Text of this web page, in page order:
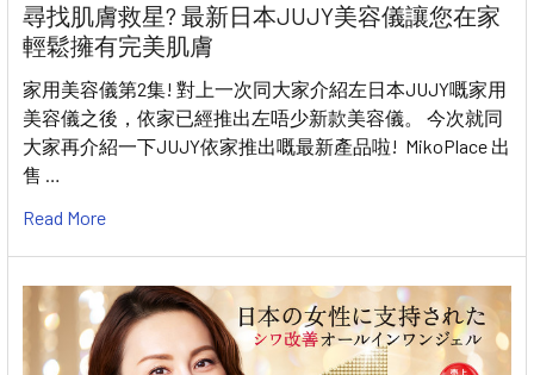
尋找肌膚救星? 最新日本JUJY美容儀讓您在家
輕鬆擁有完美肌膚
家用美容儀第2集! 對上一次同大家介紹左日本JUJY嘅家用
美容儀之後，依家已經推出左唔少新款美容儀。 今次就同
大家再介紹一下JUJY依家推出嘅最新產品啦! MikoPlace 出
售 …
Read More